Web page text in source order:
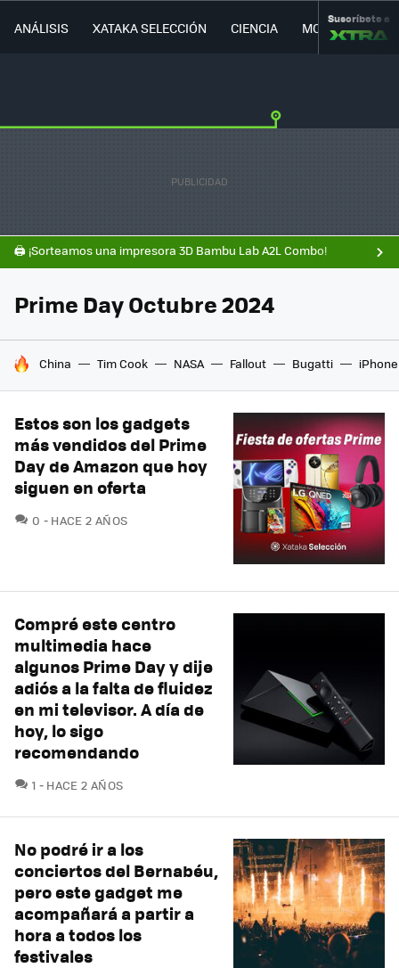
ANÁLISIS XATAKA SELECCIÓN CIENCIA MOVILIDAD
Suscríbete a
🖨️ ¡Sorteamos una impresora 3D Bambu Lab A2L Combo!
Prime Day Octubre 2024
HOY SE HABLA DE
China Tim Cook NASA Fallout Bugatti iPhone
Estos son los gadgets
más vendidos del Prime
Day de Amazon que hoy
siguen en oferta
0 COMENTARIOS
HACE 2 AÑOS
Compré este centro
multimedia hace
algunos Prime Day y dije
adiós a la falta de fluidez
en mi televisor. A día de
hoy, lo sigo
recomendando
1 COMENTARIOS
HACE 2 AÑOS
No podré ir a los
conciertos del Bernabéu,
pero este gadget me
acompañará a partir a
hora a todos los
festivales